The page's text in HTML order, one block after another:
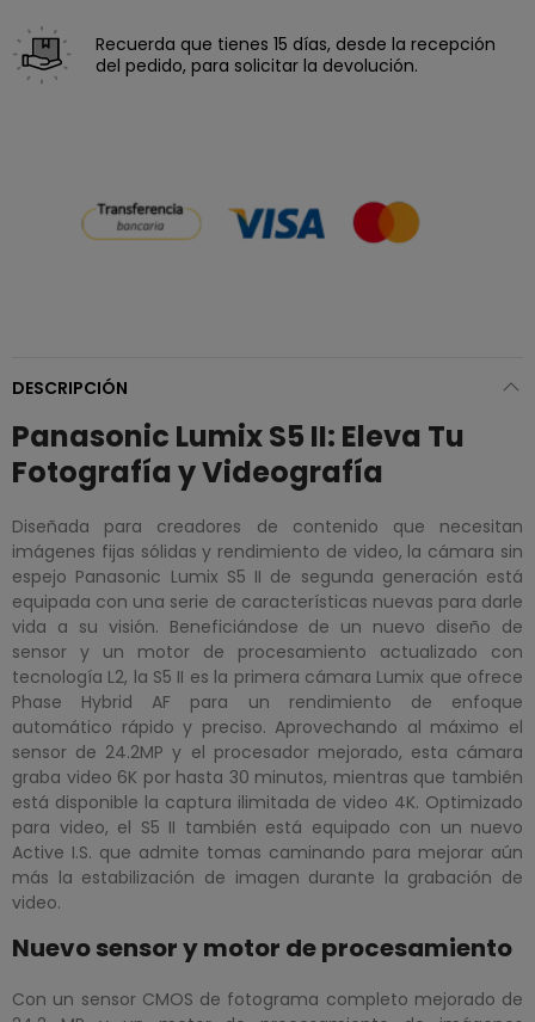
Recuerda que tienes 15 días, desde la recepción
del pedido, para solicitar la devolución.
DESCRIPCIÓN
Panasonic Lumix S5 II: Eleva Tu
Fotografía y Videografía
Diseñada para creadores de contenido que necesitan
imágenes fijas sólidas y rendimiento de video, la cámara sin
espejo Panasonic Lumix S5 II de segunda generación está
equipada con una serie de características nuevas para darle
vida a su visión. Beneficiándose de un nuevo diseño de
sensor y un motor de procesamiento actualizado con
tecnología L2, la S5 II es la primera cámara Lumix que ofrece
Phase Hybrid AF para un rendimiento de enfoque
automático rápido y preciso. Aprovechando al máximo el
sensor de 24.2MP y el procesador mejorado, esta cámara
graba video 6K por hasta 30 minutos, mientras que también
está disponible la captura ilimitada de video 4K. Optimizado
para video, el S5 II también está equipado con un nuevo
Active I.S. que admite tomas caminando para mejorar aún
más la estabilización de imagen durante la grabación de
video.
Nuevo sensor y motor de procesamiento
Con un sensor CMOS de fotograma completo mejorado de